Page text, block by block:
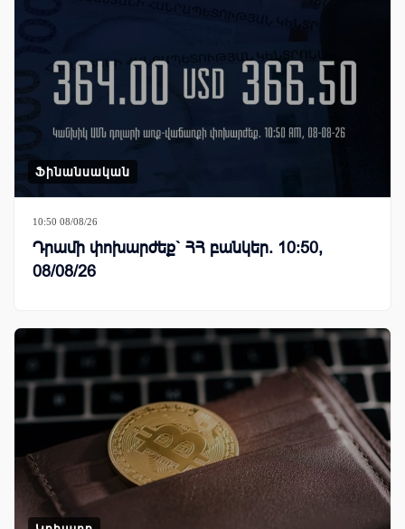
Ֆինանսական
10:50 08/08/26
Դրամի փոխարժեք` ՀՀ բանկեր. 10:50,
08/08/26